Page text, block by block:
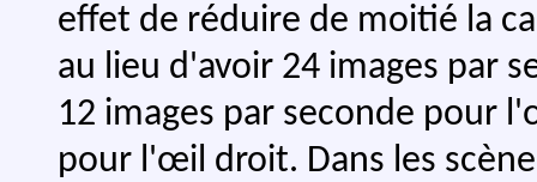
effet de réduire de moitié la
au lieu d'avoir 24 images par
12 images par seconde pour
pour l'œil droit. Dans les